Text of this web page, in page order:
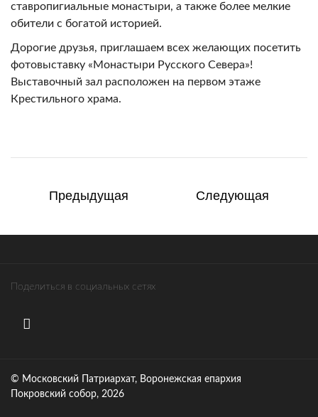
ставропигиальные монастыри, а также более мелкие
обители с богатой историей.
Дорогие друзья, приглашаем всех желающих посетить
фотовыставку «Монастыри Русского Севера»!
Выставочный зал расположен на первом этаже
Крестильного храма.
Предыдущая Следующая
Поделиться в социальных сетях
© Московский Патриархат, Воронежcкая епархия
Покровский собор, 2026